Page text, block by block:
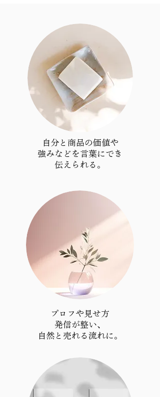
自分と商品の価値や
強みなどを言葉にでき
​伝えられる。
プロフや見せ方
発信が整い、
​自然と売れる流れに。